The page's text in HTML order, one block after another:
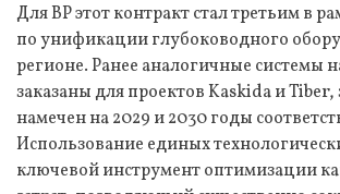
Для BP этот контракт стал третьим в
по унификации глубоководного
регионе. Ранее аналогичные системы
заказаны для проектов Kaskida и Tiber,
намечен на 2029 и 2030 годы
Использование единых
ключевой инструмент оптимизации